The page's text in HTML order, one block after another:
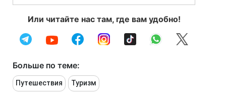
Или читайте нас там, где вам удобно!
Больше по теме:
Путешествия Туризм